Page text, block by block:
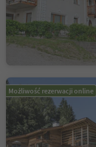
Możliwość rezerwacji online